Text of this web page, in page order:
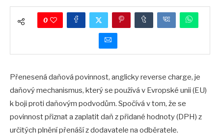
0
Přenesená daňová povinnost, anglicky reverse charge, je
daňový mechanismus, který se používá v Evropské unii (EU)
k boji proti daňovým podvodům. Spočívá v tom, že se
povinnost přiznat a zaplatit daň z přidané hodnoty (DPH) z
určitých plnění přenáší z dodavatele na odběratele.